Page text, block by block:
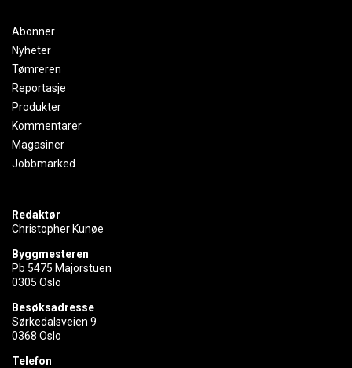
Abonner
Nyheter
Tømreren
Reportasje
Produkter
Kommentarer
Magasiner
Jobbmarked
Redaktør
Christopher Kunøe
Byggmesteren
Pb 5475 Majorstuen
0305 Oslo
Besøksadresse
Sørkedalsveien 9
0368 Oslo
Telefon